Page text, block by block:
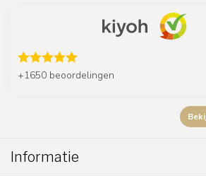
+1650 beoordelingen
Informatie